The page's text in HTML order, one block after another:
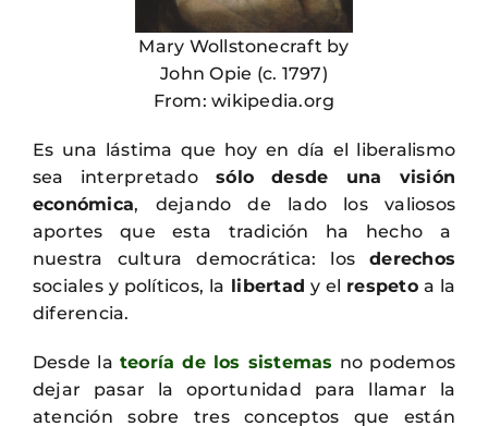
Mary Wollstonecraft by
John Opie (c. 1797)
From: wikipedia.org
Es una lástima que hoy en día el liberalismo
sea interpretadosólo desde una visión
económica, dejando de lado los valiosos
aportes que esta tradición ha hecho a
nuestra cultura democrática: losderechos
sociales y políticos, la libertad y el respetoa la
diferencia.
Desde la teoría de los sistemas no podemos
dejar pasar la oportunidad para llamar la
atención sobre tres conceptos que están